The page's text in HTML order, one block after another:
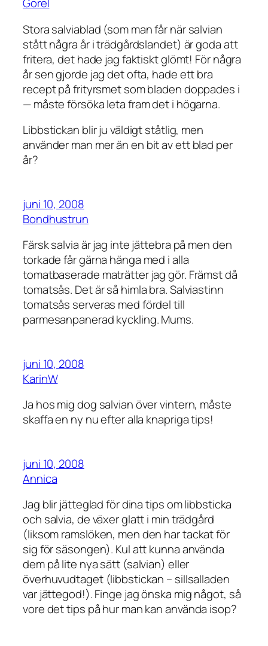
Görel
Stora salviablad (som man får när salvian
stått några år i trädgårdslandet) är goda att
fritera, det hade jag faktiskt glömt! För några
år sen gjorde jag det ofta, hade ett bra
recept på frityrsmet som bladen doppades i
— måste försöka leta fram det i högarna.
Libbstickan blir ju väldigt ståtlig, men
använder man mer än en bit av ett blad per
år?
juni 10, 2008
Bondhustrun
Färsk salvia är jag inte jättebra på men den
torkade får gärna hänga med i alla
tomatbaserade maträtter jag gör. Främst då
tomatsås. Det är så himla bra. Salviastinn
tomatsås serveras med fördel till
parmesanpanerad kyckling. Mums.
juni 10, 2008
KarinW
Ja hos mig dog salvian över vintern, måste
skaffa en ny nu efter alla knapriga tips!
juni 10, 2008
Annica
Jag blir jätteglad för dina tips om libbsticka
och salvia, de växer glatt i min trädgård
(liksom ramslöken, men den har tackat för
sig för säsongen). Kul att kunna använda
dem på lite nya sätt (salvian) eller
överhuvudtaget (libbstickan – sillsalladen
var jättegod!). Finge jag önska mig något, så
vore det tips på hur man kan använda isop?